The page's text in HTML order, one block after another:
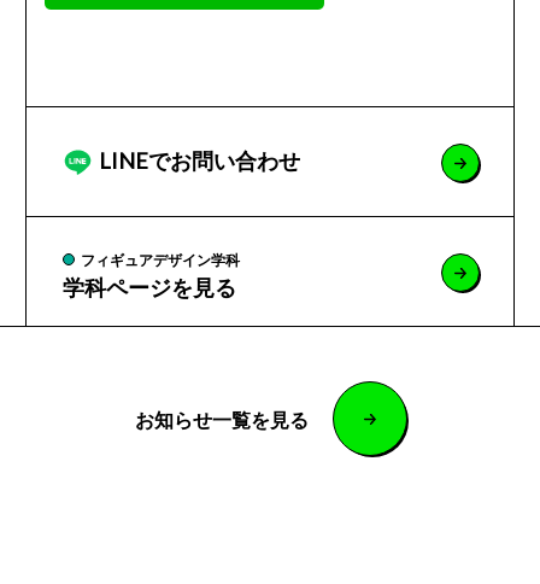
LINEでお問い合わせ
フィギュアデザイン学科
学科ページを見る
お知らせ一覧を見る